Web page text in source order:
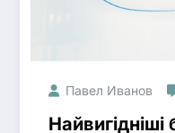
Павел Иванов
Найвигідніші